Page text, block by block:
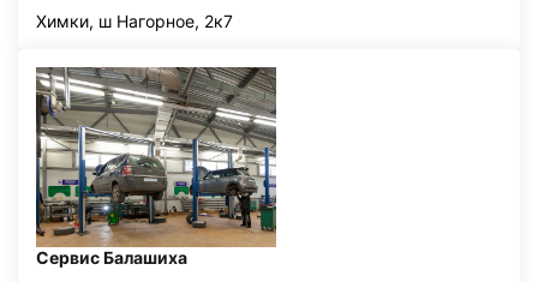
Химки, ш Нагорное, 2к7
Сервис Балашиха